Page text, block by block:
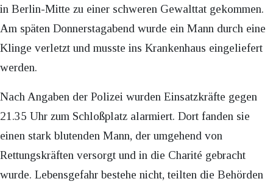
in Berlin-Mitte zu einer schweren Gewalttat gekommen.
Am späten Donnerstagabend wurde ein Mann durch eine
Klinge verletzt und musste ins Krankenhaus eingeliefert
werden.
Nach Angaben der Polizei wurden Einsatzkräfte gegen
21.35 Uhr zum Schloßplatz alarmiert. Dort fanden sie
einen stark blutenden Mann, der umgehend von
Rettungskräften versorgt und in die Charité gebracht
wurde. Lebensgefahr bestehe nicht, teilten die Behörden